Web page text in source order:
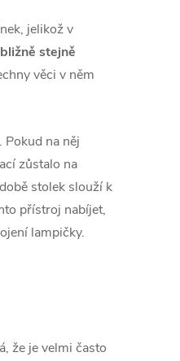
jelikož v
stejně
věci v něm
. Pokud na něj
zůstalo na
stolek slouží k
přístroj nabíjet,
lampičky.
že je velmi často